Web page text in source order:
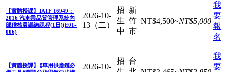
【實體授課】IATF 16949：
2016 汽車業品質管理系統內
部稽核員訓練課程(1日)(E01-
006)
2026-10-
13（二）
招
生
中
新
竹
市
NT$4,500~NT$5,000
我
要
報
名
【實體授課】⟪車用供應鏈必
2026-10-
招 台
我
要